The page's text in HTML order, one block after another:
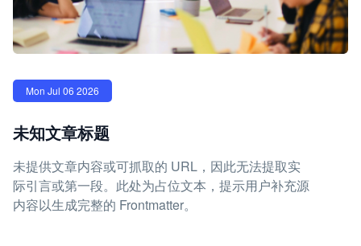
Mon Jul 06 2026
未知文章标题
未提供文章内容或可抓取的 URL，因此无法提取实
际引言或第一段。此处为占位文本，提示用户补充源
内容以生成完整的 Frontmatter。